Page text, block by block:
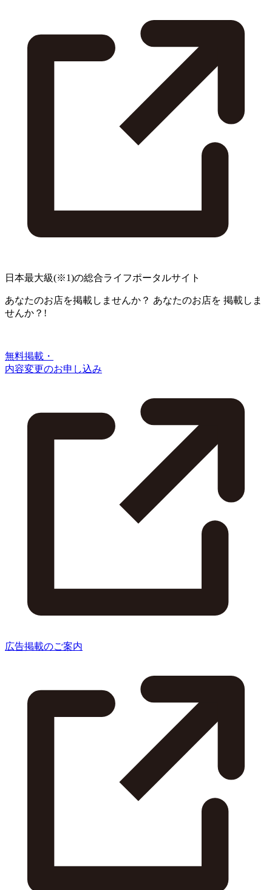
日本最大級(※1)の総合ライフポータルサイト
あなたのお店を掲載しませんか？ あなたのお店を 掲載しま
せんか？!
無料掲載・
内容変更のお申し込み
広告掲載のご案内